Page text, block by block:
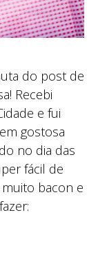
do post de
Recebi
e fui
gostosa
no dia das
fácil de
bacon e